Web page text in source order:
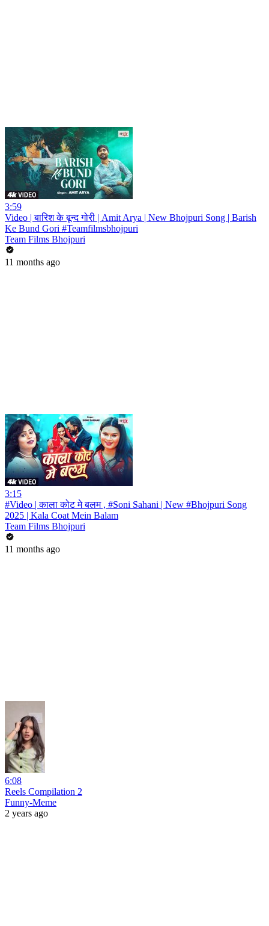
3:59
Video | बारिश के बून्द गोरी | Amit Arya | New Bhojpuri Song | Barish
Ke Bund Gori #Teamfilmsbhojpuri
Team Films Bhojpuri
11 months ago
3:15
#Video | काला कोट मे बलम , #Soni Sahani | New #Bhojpuri Song
2025 | Kala Coat Mein Balam
Team Films Bhojpuri
11 months ago
6:08
Reels Compilation 2
Funny-Meme
2 years ago